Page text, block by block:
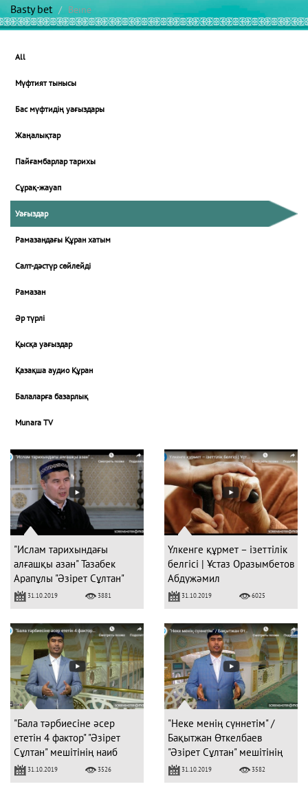
Basty bet Beıne
All
Мүфтият тынысы
Бас мүфтидің уағыздары
Жаңалықтар
Пайғамбарлар тарихы
Сұрақ-жауап
Уағыздар
Рамазандағы Құран хатым
Салт-дәстүр сөйлейді
Рамазан
Әр түрлі
Қысқа уағыздар
Қазақша аудио Құран
Балаларға базарлық
Munara TV
"Ислам тарихындағы
алғашқы азан" Тазабек
Арапұлы "Әзірет Сұлтан"
мешітінің азаншысы
31.10.2019 3881
Үлкенге құрмет – ізеттілік
белгісі | Ұстаз Оразымбетов
Абдужәмил
31.10.2019 6025
"Бала тәрбиесіне әсер
ететін 4 фактор" "Әзірет
Сұлтан" мешітінің наиб
имамы31.10.2019 3526
"Неке менің сүннетім" /
Бақытжан Өткелбаев
"Әзірет Сұлтан" мешітінің
наиб имамы
31.10.2019 3582